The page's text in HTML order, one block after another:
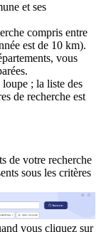
et ses
compris entre
est de 10 km).
vous
; la liste des
de recherche est
de votre recherche
sous les critères
vous cliquez sur